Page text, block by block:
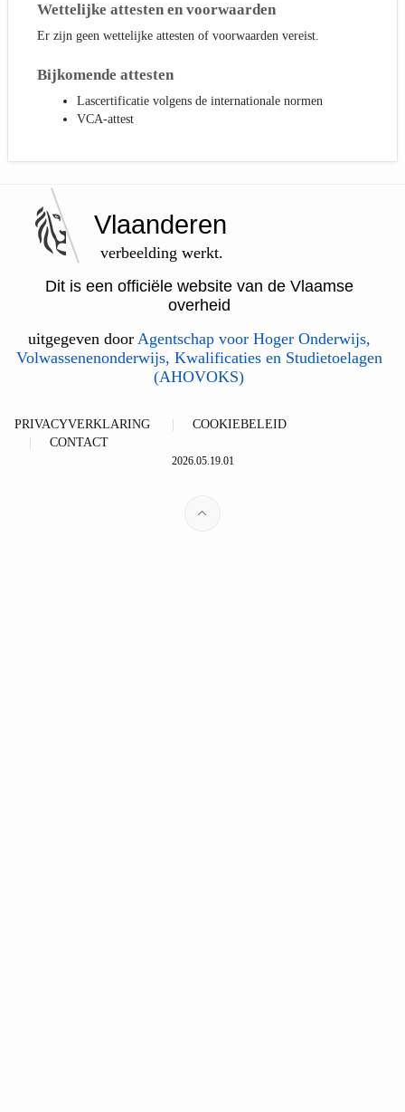
Wettelijke attesten en voorwaarden
Er zijn geen wettelijke attesten of voorwaarden vereist.
Bijkomende attesten
Lascertificatie volgens de internationale normen
VCA-attest
Vlaanderen
verbeelding werkt.
Dit is een officiële website van de Vlaamse
overheid
uitgegeven door Agentschap voor Hoger Onderwijs,
Volwassenenonderwijs, Kwalificaties en Studietoelagen
(AHOVOKS)
PRIVACYVERKLARING
COOKIEBELEID
CONTACT
2026.05.19.01